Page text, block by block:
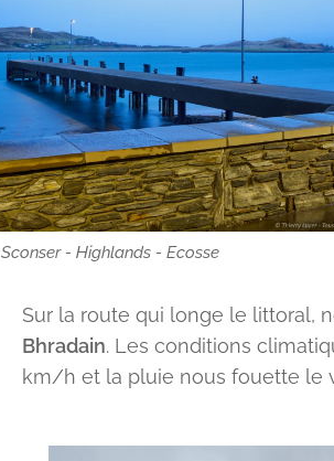
Sconser - Highlands - Ecosse
Sur la route qui longe le littoral,
Bhradain. Les conditions
km/h et la pluie nous fouette le